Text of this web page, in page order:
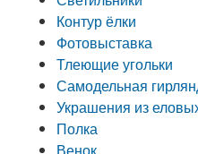
Контур ёлки
Фотовыставка
Тлеющие угольки
Самодельная
Украшения из
Полка